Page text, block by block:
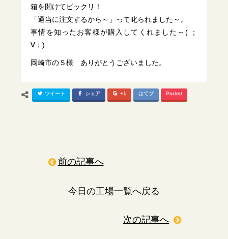
箱を開けてビックリ！
「適当に注文するから～」って叱られました～。
事情を知ったお客様が購入してくれました～( ；
∀；)
岡崎市のＳ様 ありがとうございました。
ツイート シェア +1 はてブ Pocket
前の記事へ
今日の工場一覧へ戻る
次の記事へ